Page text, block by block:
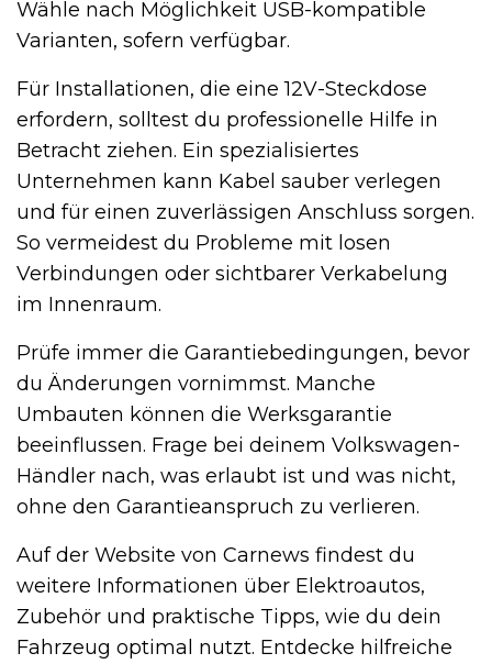
Wähle nach Möglichkeit USB-kompatible
Varianten, sofern verfügbar.
Für Installationen, die eine 12V-Steckdose
erfordern, solltest du professionelle Hilfe in
Betracht ziehen. Ein spezialisiertes
Unternehmen kann Kabel sauber verlegen
und für einen zuverlässigen Anschluss sorgen.
So vermeidest du Probleme mit losen
Verbindungen oder sichtbarer Verkabelung
im Innenraum.
Prüfe immer die Garantiebedingungen, bevor
du Änderungen vornimmst. Manche
Umbauten können die Werksgarantie
beeinflussen. Frage bei deinem Volkswagen-
Händler nach, was erlaubt ist und was nicht,
ohne den Garantieanspruch zu verlieren.
Auf der Website von Carnews findest du
weitere Informationen über Elektroautos,
Zubehör und praktische Tipps, wie du dein
Fahrzeug optimal nutzt. Entdecke hilfreiche